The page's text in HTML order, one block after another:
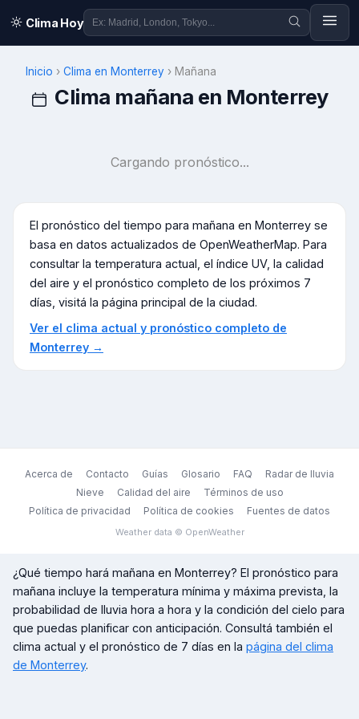
Clima Hoy
Inicio › Clima en Monterrey › Mañana
Clima mañana en Monterrey
Cargando pronóstico...
El pronóstico del tiempo para mañana en Monterrey se
basa en datos actualizados de OpenWeatherMap. Para
consultar la temperatura actual, el índice UV, la calidad
del aire y el pronóstico completo de los próximos 7
días, visitá la página principal de la ciudad.
Ver el clima actual y pronóstico completo de
Monterrey →
Acerca de Contacto Guías Glosario FAQ
Radar de lluvia
Nieve
Calidad del aire
Términos de uso
Política de privacidad
Política de cookies Fuentes de datos
Weather data © OpenWeather
¿Qué tiempo hará mañana en Monterrey? El pronóstico para
mañana incluye la temperatura mínima y máxima prevista, la
probabilidad de lluvia hora a hora y la condición del cielo para
que puedas planificar con anticipación. Consultá también el
clima actual y el pronóstico de 7 días en la página del clima
de Monterrey.